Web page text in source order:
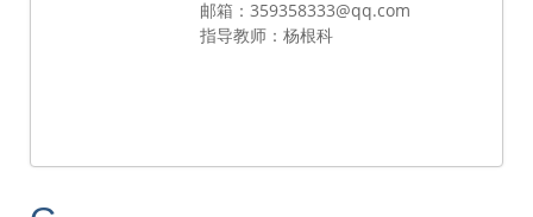
邮箱：359358333@qq.com
指导教师：杨根科